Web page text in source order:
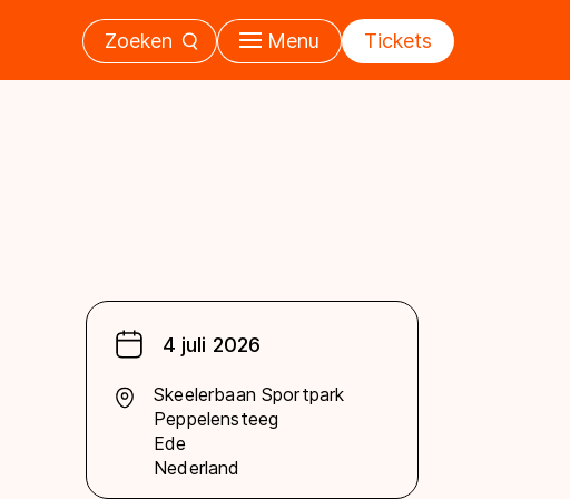
Zoeken Menu Tickets
4 juli 2026
Skeelerbaan Sportpark
Peppelensteeg
Ede
Nederland